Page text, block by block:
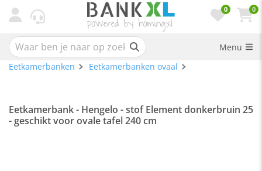
0 0
Menu
Eetkamerbanken
Eetkamerbanken ovaal
Eetkamerbank - Hengelo - stof Element donkerbruin 25
- geschikt voor ovale tafel 240 cm